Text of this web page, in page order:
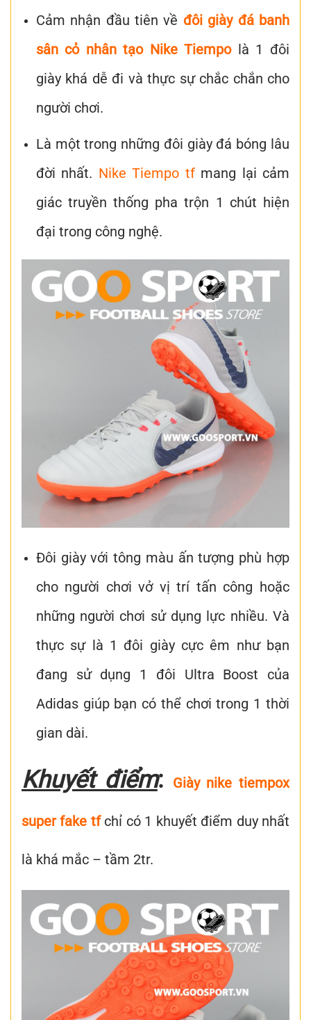
Cảm nhận đầu tiên về đôi giày đá banh
sân cỏ nhân tạo Nike Tiempolà 1 đôi
giày khá dễ đi và thực sự chắc chắn cho
người chơi.
Là một trong những đôi giày đá bóng lâu
đời nhất. Nike Tiempo tf mang lại cảm
giác truyền thống pha trộn 1 chút hiện
đại trong công nghệ.
Đôi giày với tông màu ấn tượng phù hợp
cho người chơi vở vị trí tấn công hoặc
những người chơi sử dụng lực nhiều. Và
thực sự là 1 đôi giày cực êm như bạn
đang sử dụng 1 đôi Ultra Boost của
Adidas giúp bạn có thể chơi trong 1 thời
gian dài.
Khuyết điểm: Giày nike tiempox
super fake tfchỉ có 1 khuyết điểm duy nhất
là khá mắc – tầm 2tr.